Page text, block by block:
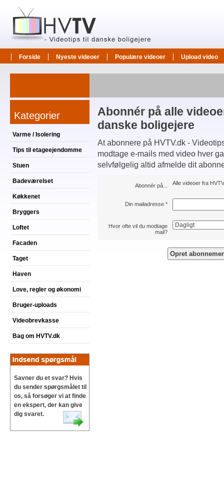
Forside Nyeste videoer Populære videoer Upload video
Kategorier
Varme / Isolering
Tips til etageejendomme
Stuen
Badeværelset
Køkkenet
Bryggers
Loftet
Facaden
Taget
Haven
Love, regler og økonomi
Bruger-uploads
Videobrevkasse
Bag om HVTV.dk
Savner du et svar? Hvis
du sender spørgsmålet til
os, så forsøger vi at finde
en ekspert, der kan give
dig svaret.
Abonnér på alle
danske boligejere
At abonnere på HVTV.dk -
modtage e-mails med video hver
selvfølgelig altid afmelde dit
Abonnér på... Alle videoer fra
Din mailadresse *
Hvor ofte vil du modtage
mail?